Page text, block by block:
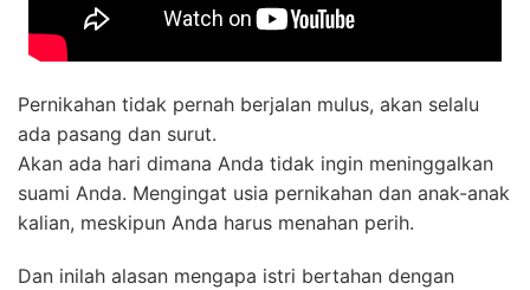
Pernikahan tidak pernah berjalan mulus, akan selalu
ada pasang dan surut.
Akan ada hari dimana Anda tidak ingin meninggalkan
suami Anda. Mengingat usia pernikahan dan anak-anak
kalian, meskipun Anda harus menahan perih.
Dan inilah alasan mengapa istri bertahan dengan